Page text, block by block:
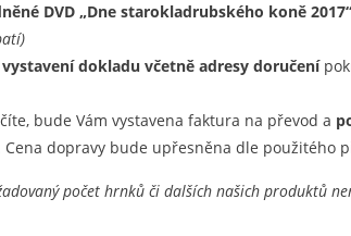
DVD „Dne starokladrubského koně 2017“
dokladu včetně adresy doručení
bude Vám vystavena faktura na převod a
Cena dopravy bude upřesněna dle použitého
počet hrnků či dalších našich produktů